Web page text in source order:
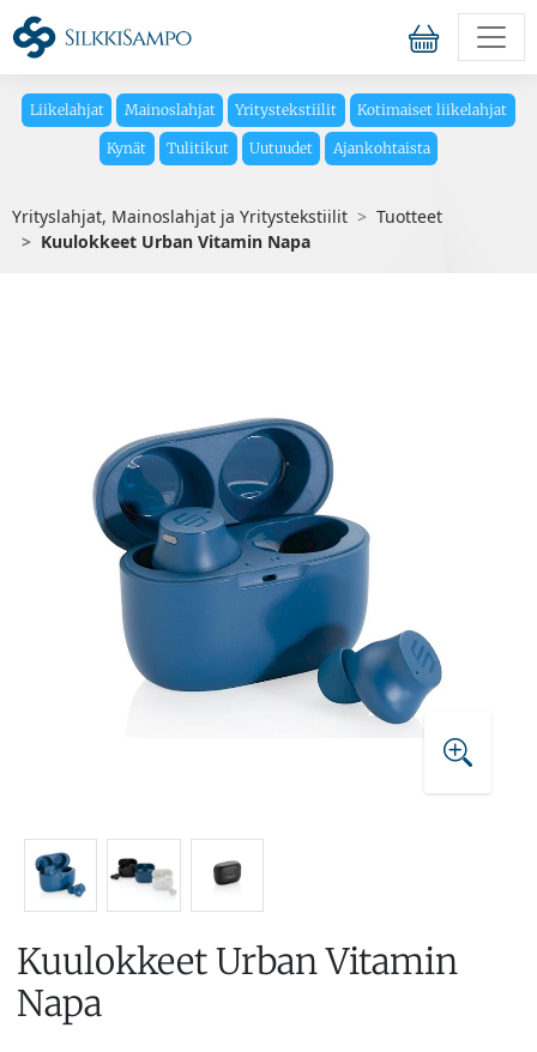
Liikelahjat Mainoslahjat Yritystekstiilit Kotimaiset liikelahjat
Kynät Tulitikut Uutuudet Ajankohtaista
Yrityslahjat, Mainoslahjat ja Yritystekstiilit
Tuotteet
Kuulokkeet Urban Vitamin Napa
Kuulokkeet Urban Vitamin
Napa